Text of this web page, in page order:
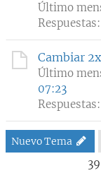
Último
Respuestas:
Cambiar
Último
07:23
Respuestas:
Nuevo Tema